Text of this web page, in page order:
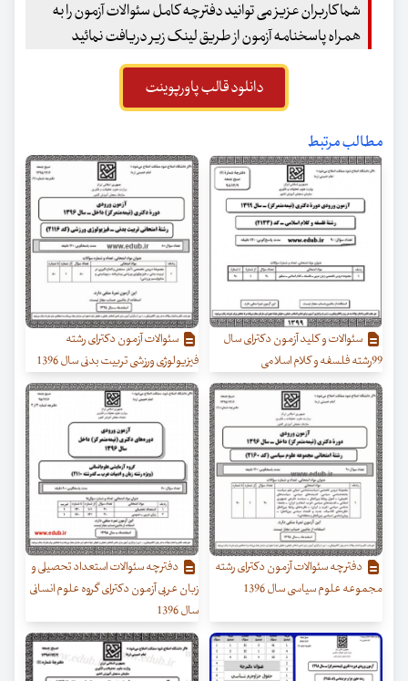
شما کاربران عزیز می توانید دفترچه کامل سئوالات آزمون را به
همراه پاسخنامه آزمون از طریق لینک زیر دریافت نمائید
دانلود قالب پاورپوینت
مطالب مرتبط
سئوالات و کلید آزمون دکترای سال
99رشته فلسفه و کلام اسلامی
سئوالات آزمون دکترای رشته
فیزیولوژی ورزشی تربیت بدنی سال 1396
دفترچه سئوالات آزمون دکترای رشته
مجموعه علوم سیاسی سال 1396
دفترچه سئوالات استعداد تحصیلی و
زبان عربی آزمون دکترای گروه علوم انسانی
سال 1396